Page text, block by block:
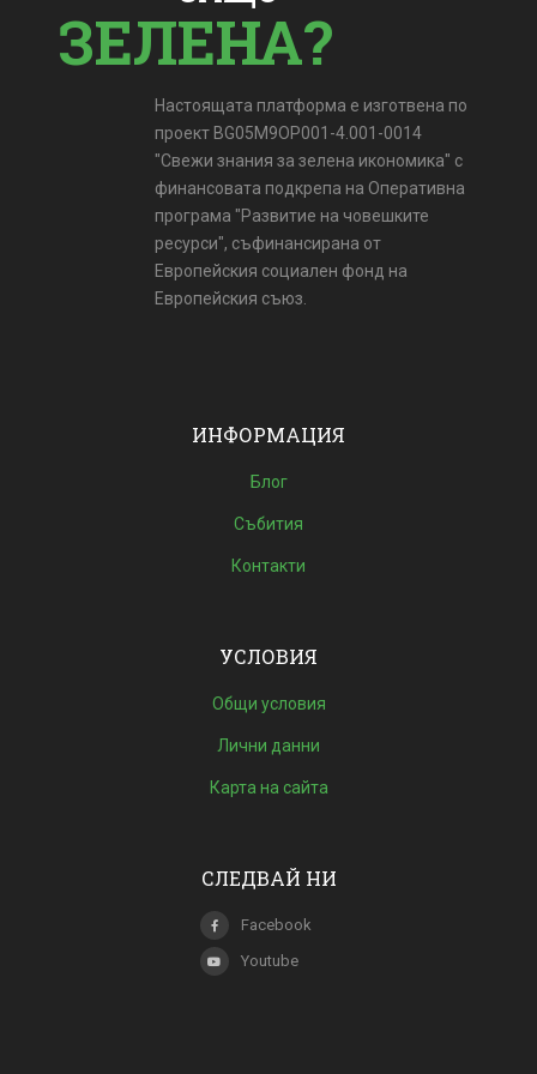
ЗЕЛЕНА?
Настоящата платформа е изготвена по
проект BG05M9OP001-4.001-0014
"Свежи знания за зелена икономика" с
финансовата подкрепа на Оперативна
програма "Развитие на човешките
ресурси", съфинансирана от
Европейския социален фонд на
Европейския съюз.
ИНФОРМАЦИЯ
Блог
Събития
Контакти
УСЛОВИЯ
Общи условия
Лични данни
Карта на сайта
СЛЕДВАЙ НИ
Facebook
Youtube